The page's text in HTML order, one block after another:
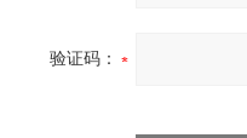
验证码：